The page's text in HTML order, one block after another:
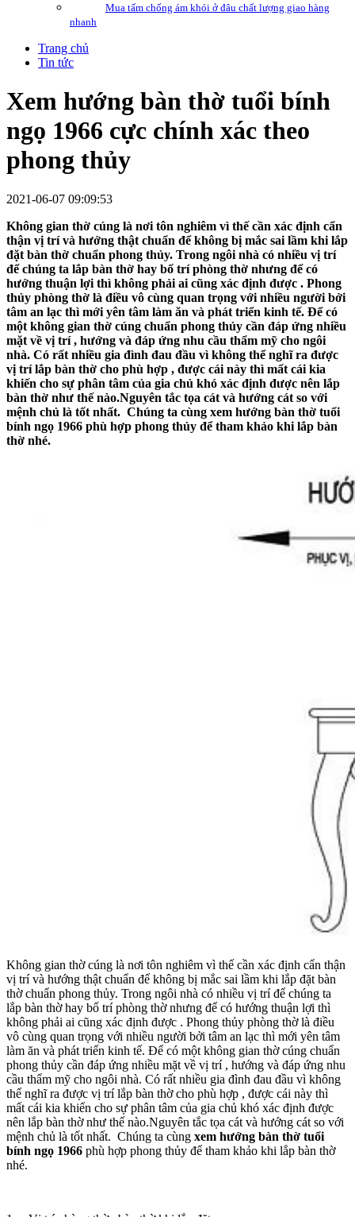
Mua tấm chống ám khói ở đâu chất lượng giao hàng
nhanh
Trang chủ
Tin tức
Xem hướng bàn thờ tuổi bính
ngọ 1966 cực chính xác theo
phong thủy
2021-06-07 09:09:53
Không gian thờ cúng là nơi tôn nghiêm vì thế cần xác định cẩn
thận vị trí và hướng thật chuẩn để không bị mắc sai lầm khi lắp
đặt bàn thờ chuẩn phong thủy. Trong ngôi nhà có nhiều vị trí
để chúng ta lắp bàn thờ hay bố trí phòng thờ nhưng để có
hướng thuận lợi thì không phải ai cũng xác định được . Phong
thủy phòng thờ là điều vô cùng quan trọng với nhiều người bởi
tâm an lạc thì mới yên tâm làm ăn và phát triển kinh tế. Để có
một không gian thờ cúng chuẩn phong thủy cần đáp ứng nhiều
mặt về vị trí , hướng và đáp ứng nhu cầu thẩm mỹ cho ngôi
nhà. Có rất nhiều gia đình đau đầu vì không thể nghĩ ra được
vị trí lắp bàn thờ cho phù hợp , được cái này thì mất cái kia
khiến cho sự phân tâm của gia chủ khó xác định được nên lắp
bàn thờ như thế nào.Nguyên tắc tọa cát và hướng cát so với
mệnh chủ là tốt nhất. Chúng ta cùng xem hướng bàn thờ tuổi
bính ngọ 1966 phù hợp phong thủy để tham khảo khi lắp bàn
thờ nhé.
Không gian thờ cúng là nơi tôn nghiêm vì thế cần xác định cẩn thận
vị trí và hướng thật chuẩn để không bị mắc sai lầm khi lắp đặt bàn
thờ chuẩn phong thủy. Trong ngôi nhà có nhiều vị trí để chúng ta
lắp bàn thờ hay bố trí phòng thờ nhưng để có hướng thuận lợi thì
không phải ai cũng xác định được . Phong thủy phòng thờ là điều
vô cùng quan trọng với nhiều người bởi tâm an lạc thì mới yên tâm
làm ăn và phát triển kinh tế. Để có một không gian thờ cúng chuẩn
phong thủy cần đáp ứng nhiều mặt về vị trí , hướng và đáp ứng nhu
cầu thẩm mỹ cho ngôi nhà. Có rất nhiều gia đình đau đầu vì không
thể nghĩ ra được vị trí lắp bàn thờ cho phù hợp , được cái này thì
mất cái kia khiến cho sự phân tâm của gia chủ khó xác định được
nên lắp bàn thờ như thế nào.Nguyên tắc tọa cát và hướng cát so với
mệnh chủ là tốt nhất. Chúng ta cùng xem hướng bàn thờ tuổi
bính ngọ 1966 phù hợp phong thủy để tham khảo khi lắp bàn thờ
nhé.